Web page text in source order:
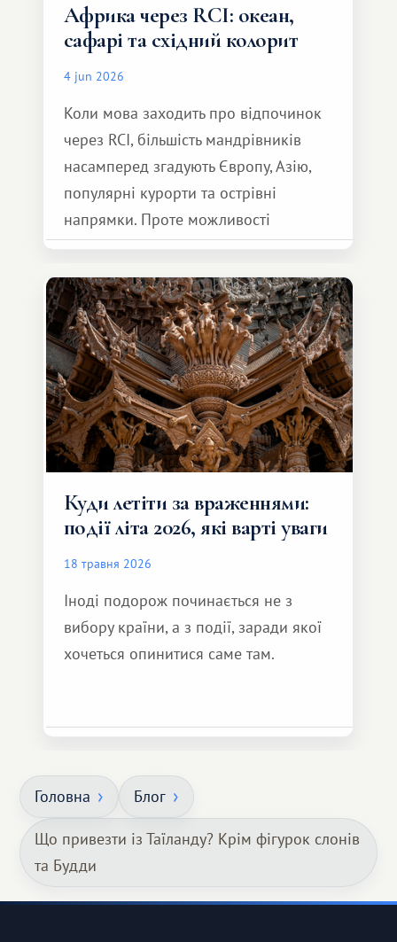
Африка через RCI: океан,
сафарі та східний колорит
4 jun 2026
Коли мова заходить про відпочинок
через RCI, більшість мандрівників
насамперед згадують Європу, Азію,
популярні курорти та острівні
напрямки. Проте можливості
обмінної системи значно ширші.
Серед них є і Африка – континент,
який здатний подарувати зовсім
інший формат подорожі.
Куди летіти за враженнями:
події літа 2026, які варті уваги
18 травня 2026
Іноді подорож починається не з
вибору країни, а з події, заради якої
хочеться опинитися саме там.
Головна Блог
Що привезти із Таїланду? Крім фігурок слонів
та Будди